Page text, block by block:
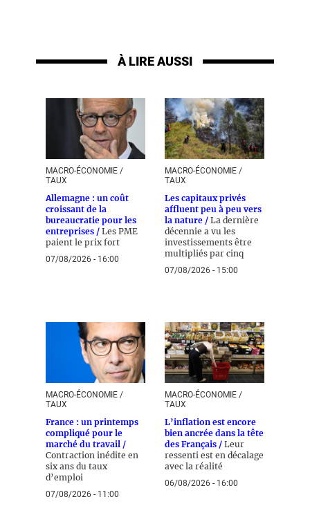
À LIRE AUSSI
MACRO-ÉCONOMIE /
TAUX
Allemagne : un coût
croissant de la
bureaucratie pour les
entreprises / Les PME
paient le prix fort
07/08/2026 - 16:00
MACRO-ÉCONOMIE /
TAUX
Les capitaux privés
affluent peu à peu vers
la nature / La dernière
décennie a vu les
investissements être
multipliés par cinq
07/08/2026 - 15:00
MACRO-ÉCONOMIE /
TAUX
France : un printemps
compliqué pour le
marché du travail /
Contraction inédite en
six ans du taux
d’emploi
07/08/2026 - 11:00
MACRO-ÉCONOMIE /
TAUX
L’inflation est encore
bien ancrée dans la tête
des Français / Leur
ressenti est en décalage
avec la réalité
06/08/2026 - 16:00